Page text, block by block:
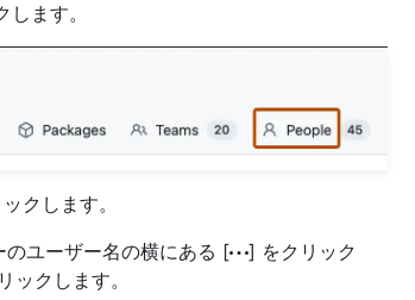
します。
クします。
のユーザー名の横にある [
] をクリック
ックします。